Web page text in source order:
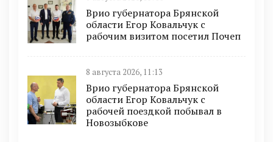
Врио губернатора Брянской
области Егор Ковальчук с
рабочим визитом посетил Почеп
8 августа 2026, 11:13
Врио губернатора Брянской
области Егор Ковальчук с
рабочей поездкой побывал в
Новозыбкове